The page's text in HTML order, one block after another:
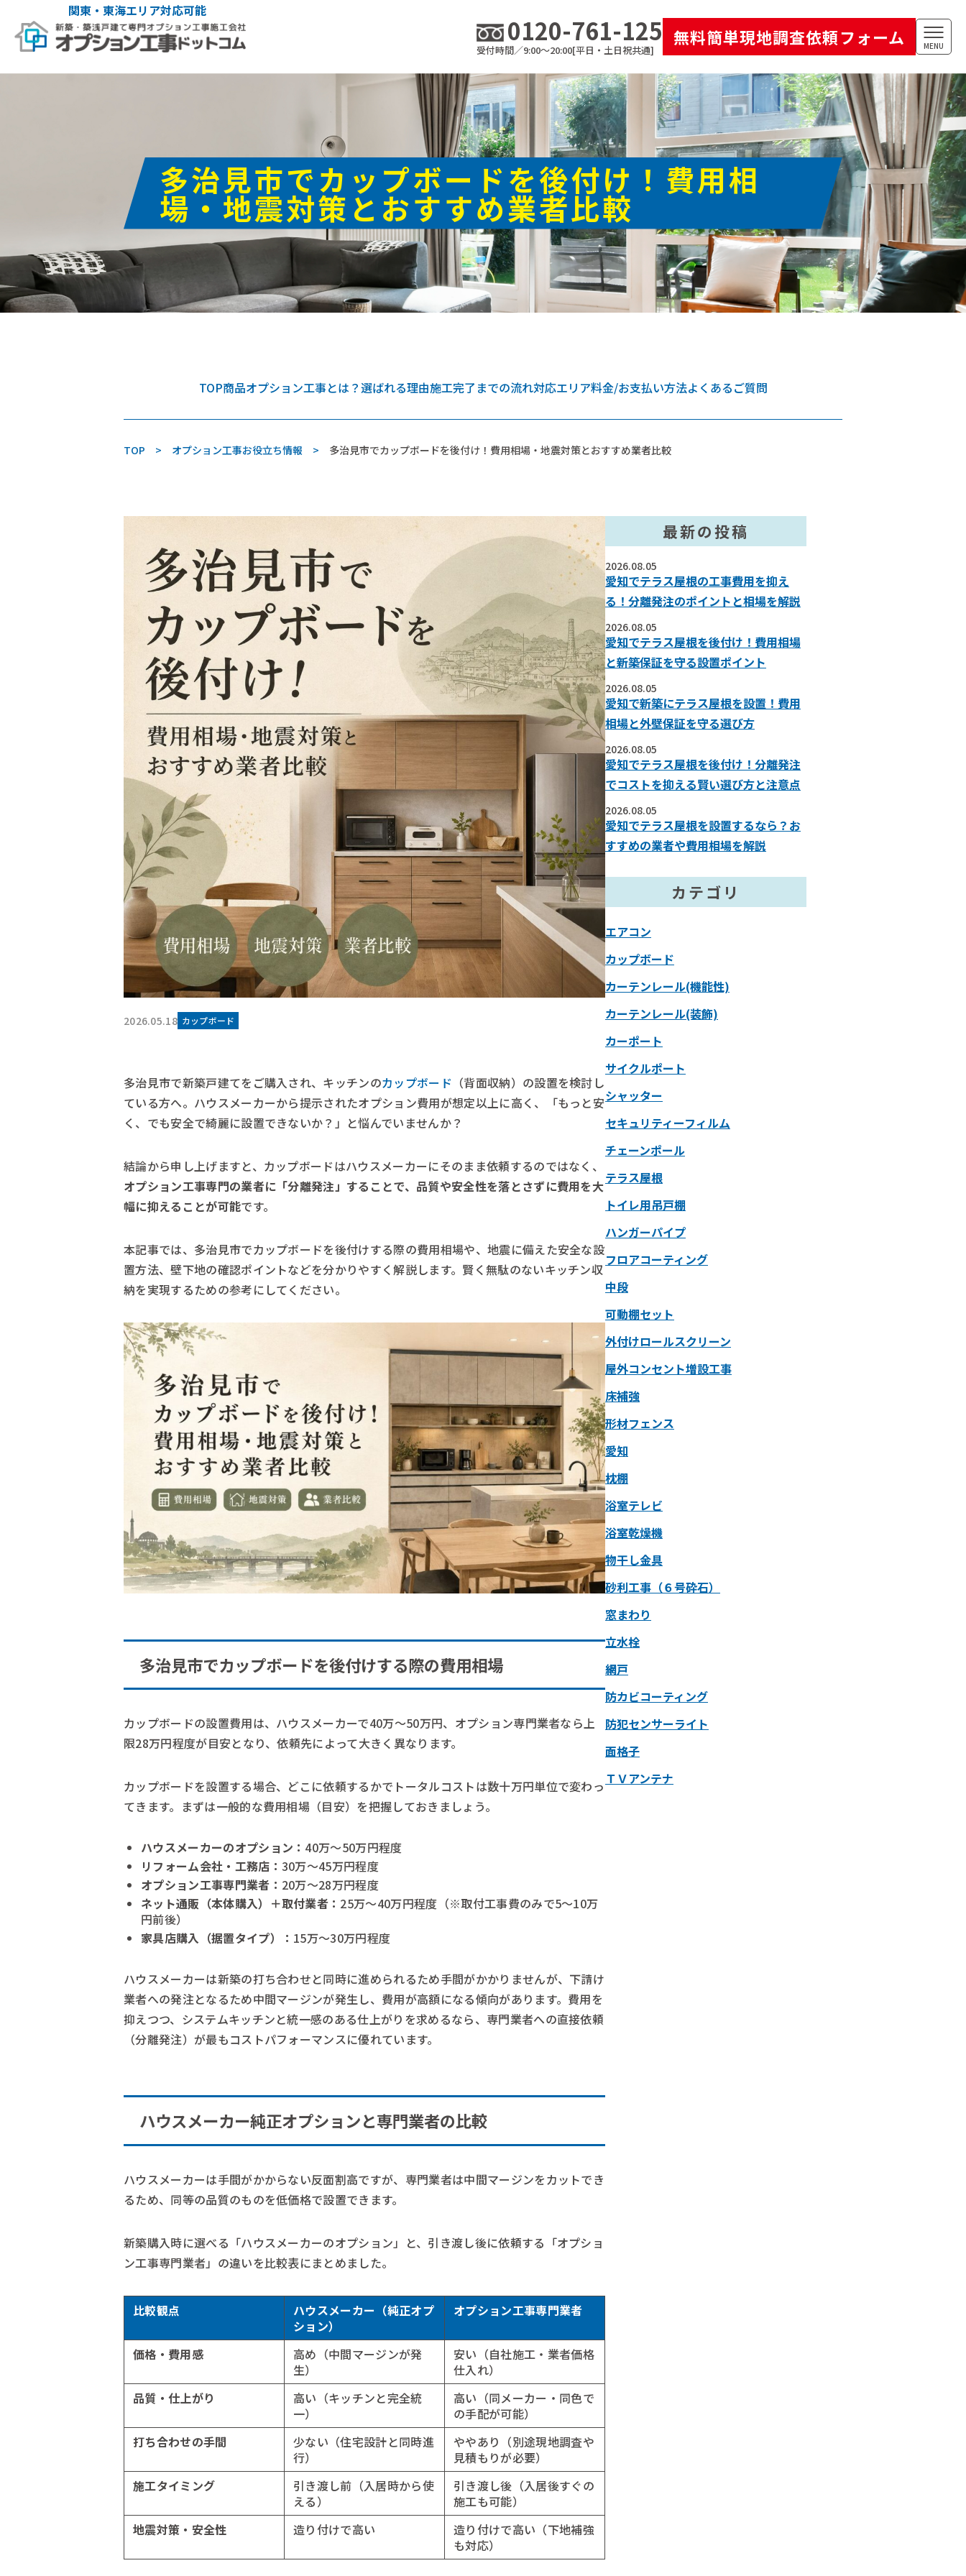
関東・東海エリア対応可能
0120-761-125
受付時間／9:00～20:00[平日・土日祝共通]
無料簡単現地調査依頼フォーム MENU
多治見市でカップボードを後付け！費用相
場・地震対策とおすすめ業者比較
TOP商品オプション工事とは？選ばれる理由施工完了までの流れ対応エリア料金/お支払い方法よくあるご質問
TOP オプション工事お役立ち情報 多治見市でカップボードを後付け！費用相場・地震対策とおすすめ業者比較
2026.05.18 カップボード
多治見市で新築戸建てをご購入され、キッチンのカップボード （背面収納）の設置を検討し
ている方へ。ハウスメーカーから提示されたオプション費用が想定以上に高く、「もっと安
く、でも安全で綺麗に設置できないか？」と悩んでいませんか？
結論から申し上げますと、カップボードはハウスメーカーにそのまま依頼するのではなく、
オプション工事専門の業者に「分離発注」することで、品質や安全性を落とさずに費用を大
幅に抑えることが可能です。
本記事では、多治見市でカップボードを後付けする際の費用相場や、地震に備えた安全な設
置方法、壁下地の確認ポイントなどを分かりやすく解説します。賢く無駄のないキッチン収
納を実現するための参考にしてください。
多治見市でカップボードを後付けする際の費用相場
カップボードの設置費用は、ハウスメーカーで40万〜50万円、オプション専門業者なら上
限28万円程度が目安となり、依頼先によって大きく異なります。
カップボードを設置する場合、どこに依頼するかでトータルコストは数十万円単位で変わっ
てきます。まずは一般的な費用相場（目安）を把握しておきましょう。
ハウスメーカーのオプション： 40万〜50万円程度
リフォーム会社・工務店： 30万〜45万円程度
オプション工事専門業者： 20万〜28万円程度
ネット通販（本体購入）＋取付業者： 25万〜40万円程度（※取付工事費のみで5〜10万
円前後）
家具店購入（据置タイプ）： 15万〜30万円程度
ハウスメーカーは新築の打ち合わせと同時に進められるため手間がかかりませんが、下請け
業者への発注となるため中間マージンが発生し、費用が高額になる傾向があります。費用を
抑えつつ、システムキッチンと統一感のある仕上がりを求めるなら、専門業者への直接依頼
（分離発注）が最もコストパフォーマンスに優れています。
ハウスメーカー純正オプションと専門業者の比較
ハウスメーカーは手間がかからない反面割高ですが、専門業者は中間マージンをカットでき
るため、同等の品質のものを低価格で設置できます。
新築購入時に選べる「ハウスメーカーのオプション」と、引き渡し後に依頼する「オプショ
ン工事専門業者」の違いを比較表にまとめました。
比較観点
ハウスメーカー（純正オプ
ション）
オプション工事専門業者
価格・費用感
高め（中間マージンが発
生）
安い（自社施工・業者価格
仕入れ）
品質・仕上がり
高い（キッチンと完全統
一）
高い（同メーカー・同色で
の手配が可能）
打ち合わせの手間
少ない（住宅設計と同時進
行）
ややあり（別途現地調査や
見積もりが必要）
施工タイミング
引き渡し前（入居時から使
える）
引き渡し後（入居後すぐの
施工も可能）
地震対策・安全性
造り付けで高い
造り付けで高い（下地補強
も対応）
最新の投稿
2026.08.05
愛知でテラス屋根の工事費用を抑え
る！分離発注のポイントと相場を解説
2026.08.05
愛知でテラス屋根を後付け！費用相場
と新築保証を守る設置ポイント
2026.08.05
愛知で新築にテラス屋根を設置！費用
相場と外壁保証を守る選び方
2026.08.05
愛知でテラス屋根を後付け！分離発注
でコストを抑える賢い選び方と注意点
2026.08.05
愛知でテラス屋根を設置するなら？お
すすめの業者や費用相場を解説
カテゴリ
エアコン
カップボード
カーテンレール(機能性)
カーテンレール(装飾)
カーポート
サイクルポート
シャッター
セキュリティーフィルム
チェーンポール
テラス屋根
トイレ用吊戸棚
ハンガーパイプ
フロアコーティング
中段
可動棚セット
外付けロールスクリーン
屋外コンセント増設工事
床補強
形材フェンス
愛知
枕棚
浴室テレビ
浴室乾燥機
物干し金具
砂利工事（６号砕石）
窓まわり
立水栓
網戸
防カビコーティング
防犯センサーライト
面格子
ＴＶアンテナ